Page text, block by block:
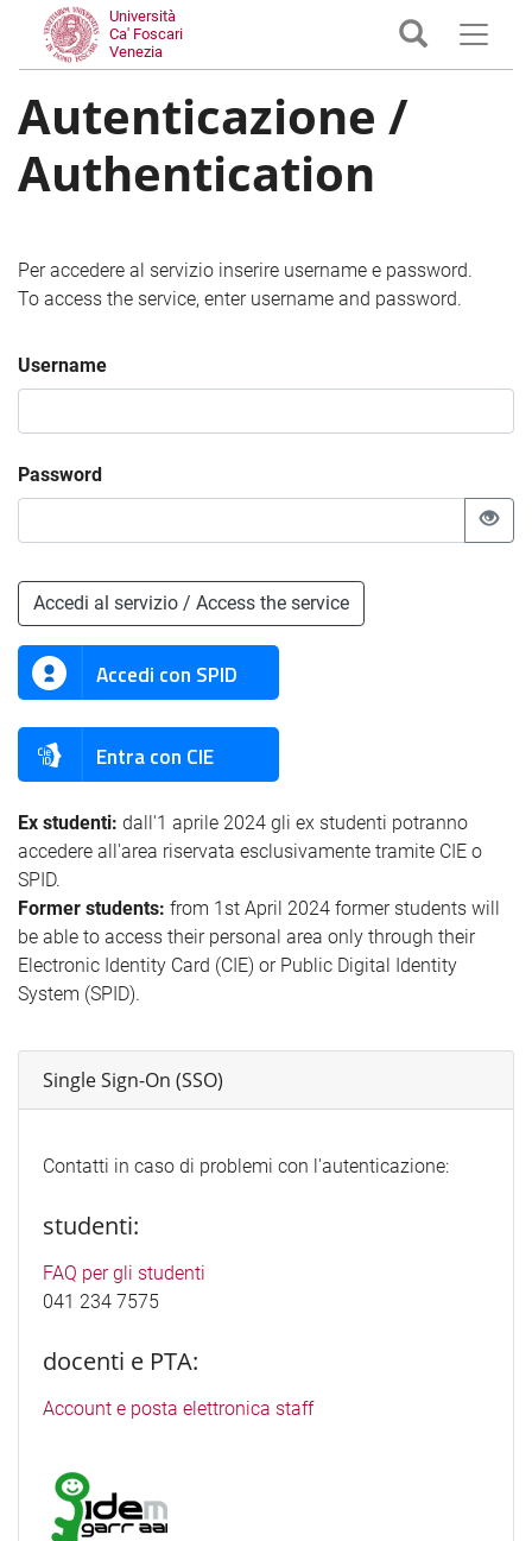
Università
Ca' Foscari
Venezia
Autenticazione /
Authentication
Per accedere al servizio inserire username e password.
To access the service, enter username and password.
Username
Password
Accedi al servizio / Access the service
Accedi con SPID
Entra con CIE
Ex studenti: dall'1 aprile 2024 gli ex studenti potranno
accedere all'area riservata esclusivamente tramite CIE o
SPID.
Former students: from 1st April 2024 former students will
be able to access their personal area only through their
Electronic Identity Card (CIE) or Public Digital Identity
System (SPID).
Single Sign-On (SSO)
Contatti in caso di problemi con l'autenticazione:
studenti:
FAQ per gli studenti
041 234 7575
docenti e PTA:
Account e posta elettronica staff